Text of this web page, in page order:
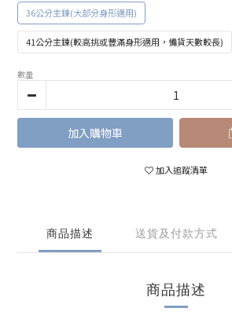
36公分主鍊(大部分身形適用)
41公分主鍊(較高挑或豐滿身形適用，備貨天數較長)
數量
加入購物車
加入追蹤清單
商品描述 送貨及付款方式
商品描述